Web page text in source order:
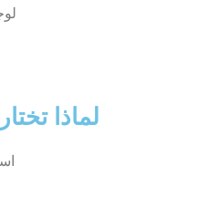
لماذا